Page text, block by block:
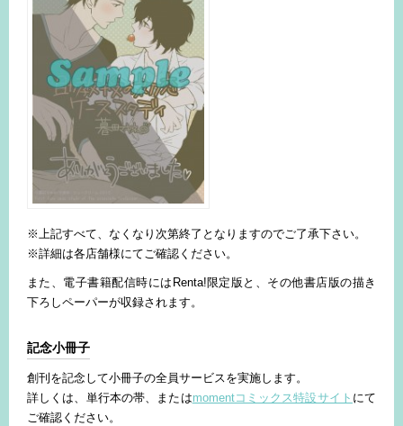
※上記すべて、なくなり次第終了となりますのでご了承下さい。
※詳細は各店舗様にてご確認ください。
また、電子書籍配信時にはRenta!限定版と、その他書店版の描き
下ろしペーパーが収録されます。
記念小冊子
創刊を記念して小冊子の全員サービスを実施します。
詳しくは、単行本の帯、またはmomentコミックス特設サイト にて
ご確認ください。